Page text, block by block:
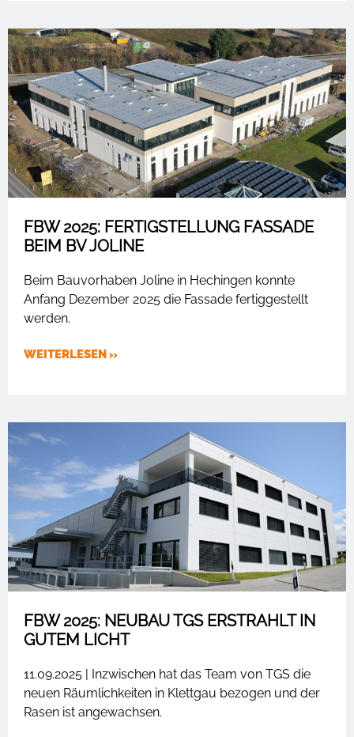
FBW 2025: FERTIGSTELLUNG FASSADE
BEIM BV JOLINE
Beim Bauvorhaben Joline in Hechingen konnte
Anfang Dezember 2025 die Fassade fertiggestellt
werden.
WEITERLESEN »
FBW 2025: NEUBAU TGS ERSTRAHLT IN
GUTEM LICHT
11.09.2025 | Inzwischen hat das Team von TGS die
neuen Räumlichkeiten in Klettgau bezogen und der
Rasen ist angewachsen.